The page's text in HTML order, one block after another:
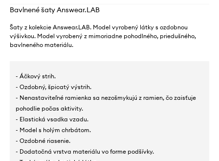
Bavlnené šaty Answear.LAB
Šaty z kolekcie Answear.LAB. Model vyrobený látky s ozdobnou
výšivkou. Model vyrobený z mimoriadne pohodlného, ​​priedušného, ​​
bavlneného materiálu.
- Áčkový strih.
- Ozdobný, špicatý výstrih.
- Nenastaviteľné ramienka sa nezošmykujú z ramien, čo zaisťuje
pohodlie počas aktivity.
- Elastická vsadka vzadu.
- Model s holým chrbátom.
- Ozdobné riasenie.
- Dodatočná vrstva materiálu vo forme podšívky.